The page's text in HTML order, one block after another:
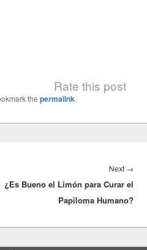
Rate this post
the permalink.
Next →
¿Es Bueno el Limón para Curar el
Papiloma Humano?